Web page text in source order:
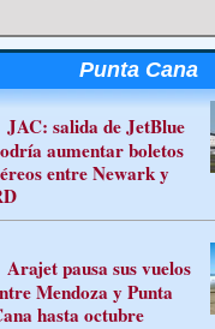
Punta Cana
JAC: salida de JetBlue
aumentar boletos
entre Newark y
Arajet pausa sus vuelos
Mendoza y Punta
hasta octubre